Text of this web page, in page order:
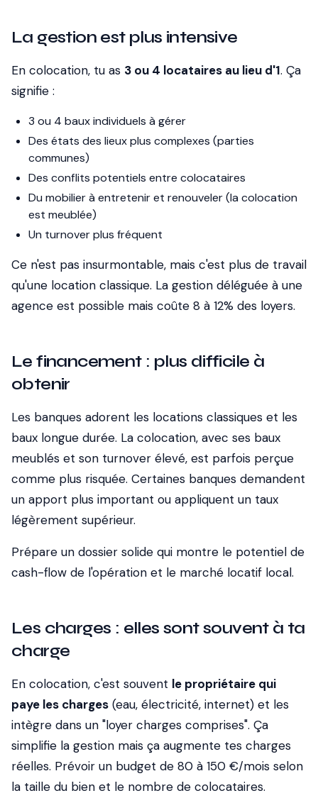
La gestion est plus intensive
En colocation, tu as 3 ou 4 locataires au lieu d'1. Ça
signifie :
3 ou 4 baux individuels à gérer
Des états des lieux plus complexes (parties
communes)
Des conflits potentiels entre colocataires
Du mobilier à entretenir et renouveler (la colocation
est meublée)
Un turnover plus fréquent
Ce n'est pas insurmontable, mais c'est plus de travail
qu'une location classique. La gestion déléguée à une
agence est possible mais coûte 8 à 12% des loyers.
Le financement : plus difficile à
obtenir
Les banques adorent les locations classiques et les
baux longue durée. La colocation, avec ses baux
meublés et son turnover élevé, est parfois perçue
comme plus risquée. Certaines banques demandent
un apport plus important ou appliquent un taux
légèrement supérieur.
Prépare un dossier solide qui montre le potentiel de
cash-flow de l'opération et le marché locatif local.
Les charges : elles sont souvent à ta
charge
En colocation, c'est souvent le propriétaire qui
paye les charges (eau, électricité, internet) et les
intègre dans un "loyer charges comprises". Ça
simplifie la gestion mais ça augmente tes charges
réelles. Prévoir un budget de 80 à 150 €/mois selon
la taille du bien et le nombre de colocataires.